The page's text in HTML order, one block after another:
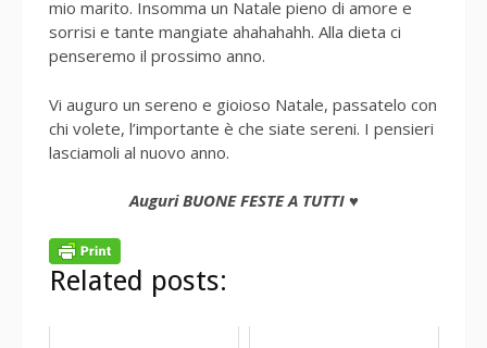
mio marito. Insomma un Natale pieno di amore e
sorrisi e tante mangiate ahahahahh. Alla dieta ci
penseremo il prossimo anno.
Vi auguro un sereno e gioioso Natale, passatelo con
chi volete, l’importante è che siate sereni. I pensieri
lasciamoli al nuovo anno.
Auguri BUONE FESTE A TUTTI ♥
Related posts: